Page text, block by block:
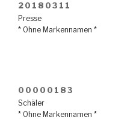
20180311
Presse
* Ohne Markennamen *
00000183
Schäler
* Ohne Markennamen *